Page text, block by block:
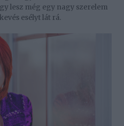
lesz még egy nagy szerelem
esélyt lát rá.